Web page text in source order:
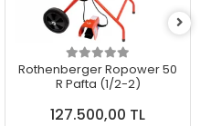
Rothenberger Ropower 50
R Pafta (1/2-2)
127.500,00 TL